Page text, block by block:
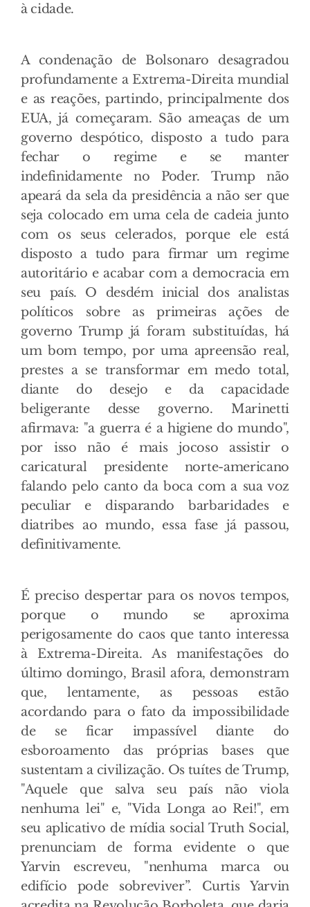
à cidade.
A condenação de Bolsonaro desagradou
profundamente a Extrema-Direita mundial
e as reações, partindo, principalmente dos
EUA, já começaram. São ameaças de um
governo despótico, disposto a tudo para
fechar o regime e se manter
indefinidamente no Poder. Trump não
apeará da sela da presidência a não ser que
seja colocado em uma cela de cadeia junto
com os seus celerados, porque ele está
disposto a tudo para firmar um regime
autoritário e acabar com a democracia em
seu país. O desdém inicial dos analistas
políticos sobre as primeiras ações de
governo Trump já foram substituídas, há
um bom tempo, por uma apreensão real,
prestes a se transformar em medo total,
diante do desejo e da capacidade
beligerante desse governo. Marinetti
afirmava: "a guerra é a higiene do mundo",
por isso não é mais jocoso assistir o
caricatural presidente norte-americano
falando pelo canto da boca com a sua voz
peculiar e disparando barbaridades e
diatribes ao mundo, essa fase já passou,
definitivamente.
É preciso despertar para os novos tempos,
porque o mundo se aproxima
perigosamente do caos que tanto interessa
à Extrema-Direita. As manifestações do
último domingo, Brasil afora, demonstram
que, lentamente, as pessoas estão
acordando para o fato da impossibilidade
de se ficar impassível diante do
esboroamento das próprias bases que
sustentam a civilização. Os tuítes de Trump,
"Aquele que salva seu país não viola
nenhuma lei" e, "Vida Longa ao Rei!", em
seu aplicativo de mídia social Truth Social,
prenunciam de forma evidente o que
Yarvin escreveu, "nenhuma marca ou
edifício pode sobreviver”. Curtis Yarvin